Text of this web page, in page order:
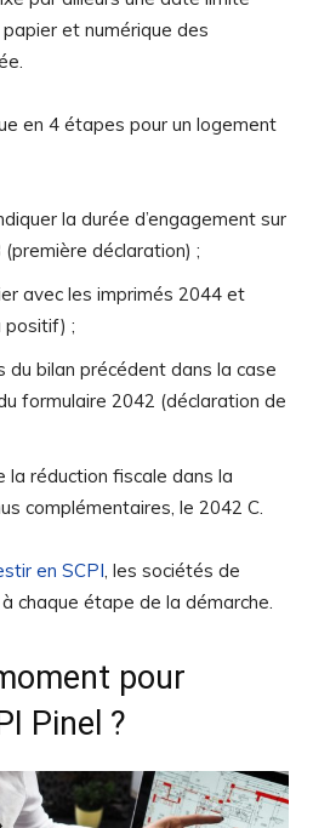
et numérique des
en 4 étapes pour un logement
la durée d’engagement sur
déclaration) ;
avec les imprimés 2044 et
positif) ;
bilan précédent dans la case
formulaire 2042 (déclaration de
la réduction fiscale dans la
complémentaires, le 2042 C.
en SCPI, les sociétés de
chaque étape de la démarche.
pour
Pinel ?